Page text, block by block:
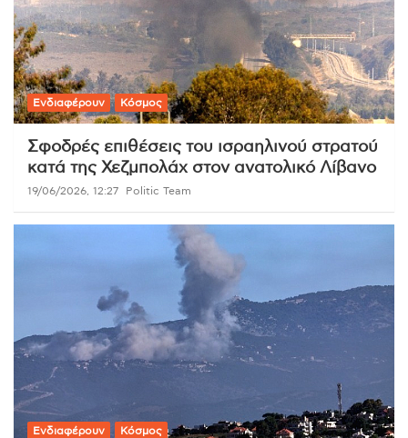
Ενδιαφέρουν Κόσμος
Σφοδρές επιθέσεις του ισραηλινού στρατού
κατά της Χεζμπολάχ στον ανατολικό Λίβανο
19/06/2026, 12:27 Politic Team
Ενδιαφέρουν Κόσμος